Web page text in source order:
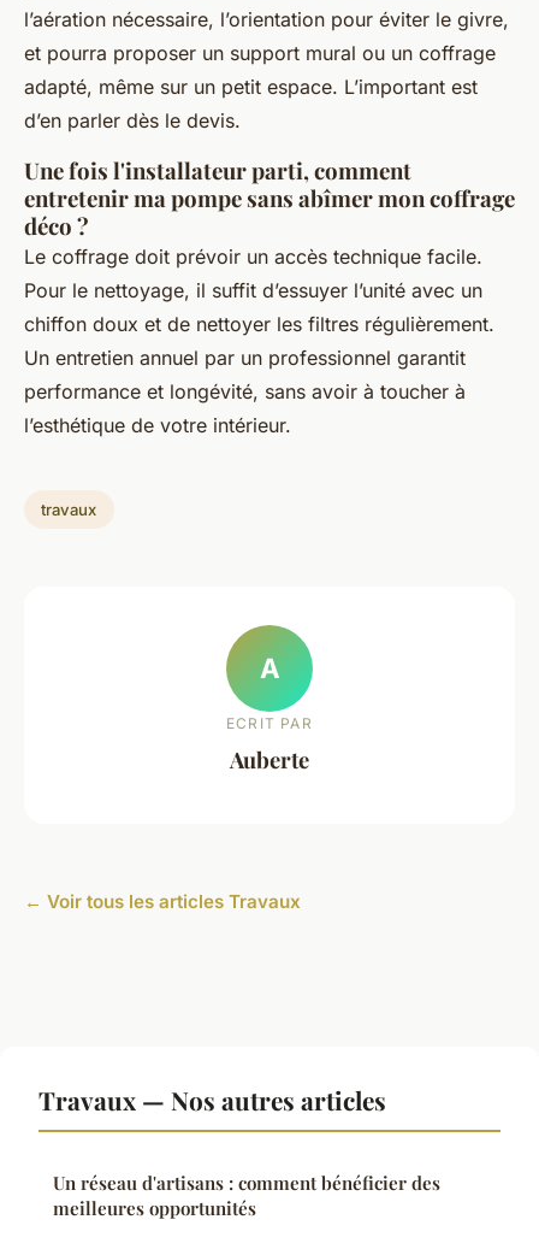
l’aération nécessaire, l’orientation pour éviter le givre,
et pourra proposer un support mural ou un coffrage
adapté, même sur un petit espace. L’important est
d’en parler dès le devis.
Une fois l'installateur parti, comment
entretenir ma pompe sans abîmer mon coffrage
déco ?
Le coffrage doit prévoir un accès technique facile.
Pour le nettoyage, il suffit d’essuyer l’unité avec un
chiffon doux et de nettoyer les filtres régulièrement.
Un entretien annuel par un professionnel garantit
performance et longévité, sans avoir à toucher à
l’esthétique de votre intérieur.
travaux
A
ECRIT PAR
Auberte
← Voir tous les articles Travaux
Travaux — Nos autres articles
Un réseau d'artisans : comment bénéficier des
meilleures opportunités